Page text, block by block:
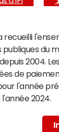
recueilli
du
2004.
de
l'année
2024.